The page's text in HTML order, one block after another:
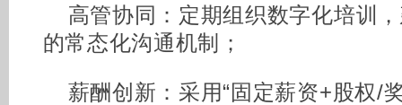
高管协同：定期组织数字化培训
的常态化沟通机制；
薪酬创新：采用“固定薪资+股权/